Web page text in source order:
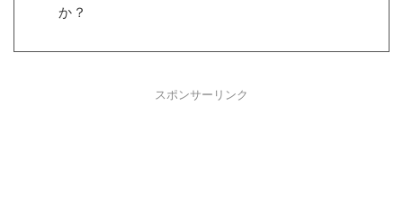
か？
スポンサーリンク